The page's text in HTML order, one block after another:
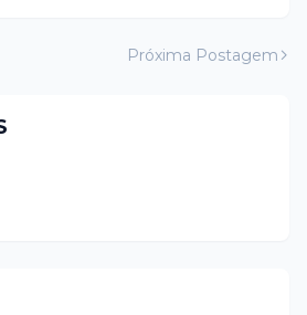
Próxima Postagem